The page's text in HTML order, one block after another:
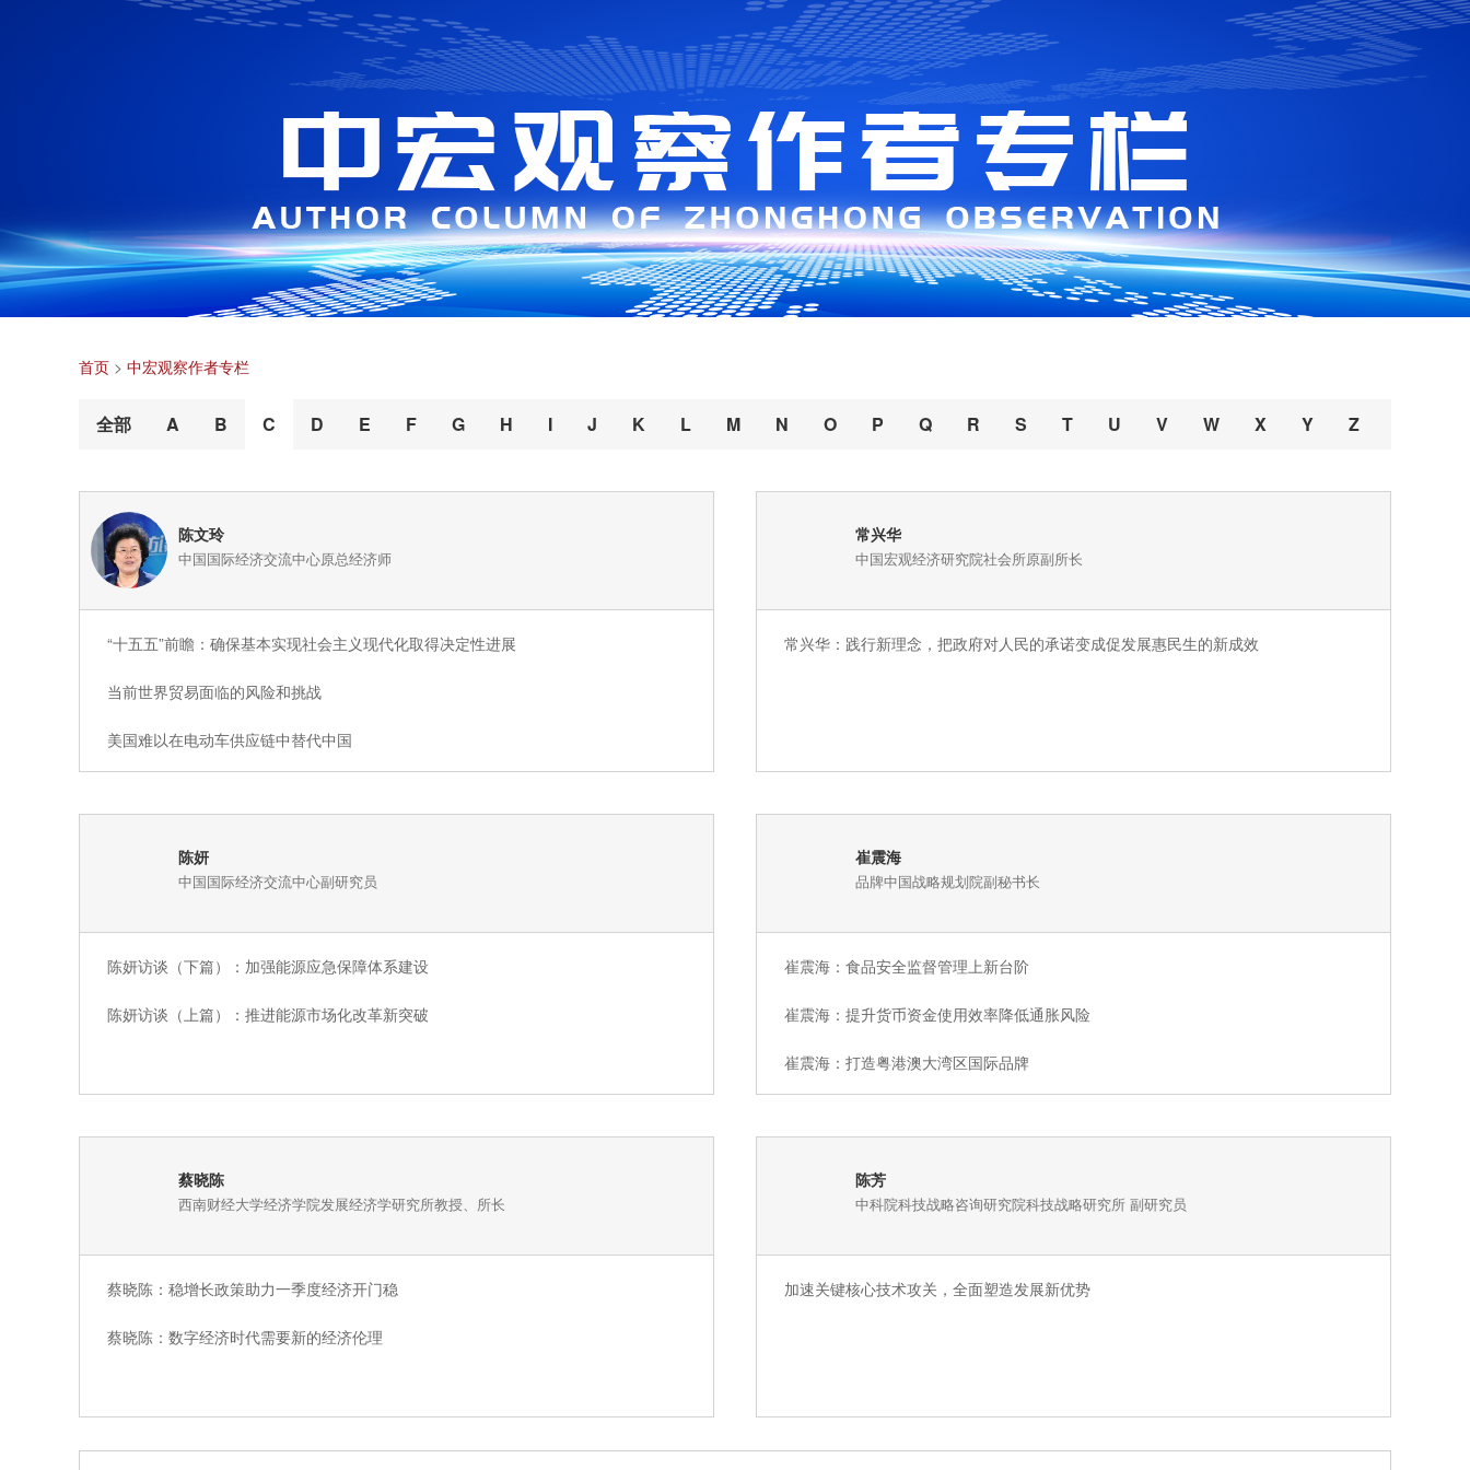
首页 > 中宏观察作者专栏
全部 A B C D E F G H I J K L M N O P Q R S T U V W X Y Z
陈文玲
中国国际经济交流中心原总经济师
“十五五”前瞻：确保基本实现社会主义现代化取得决定性进展
当前世界贸易面临的风险和挑战
美国难以在电动车供应链中替代中国
常兴华
中国宏观经济研究院社会所原副所长
常兴华：践行新理念，把政府对人民的承诺变成促发展惠民生的新成效
陈妍
中国国际经济交流中心副研究员
陈妍访谈（下篇）：加强能源应急保障体系建设
陈妍访谈（上篇）：推进能源市场化改革新突破
崔震海
品牌中国战略规划院副秘书长
崔震海：食品安全监督管理上新台阶
崔震海：提升货币资金使用效率降低通胀风险
崔震海：打造粤港澳大湾区国际品牌
蔡晓陈
西南财经大学经济学院发展经济学研究所教授、所长
蔡晓陈：稳增长政策助力一季度经济开门稳
蔡晓陈：数字经济时代需要新的经济伦理
陈芳
中科院科技战略咨询研究院科技战略研究所 副研究员
加速关键核心技术攻关，全面塑造发展新优势